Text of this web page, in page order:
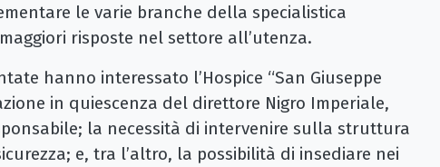
le varie branche della specialistica
risposte nel settore all’utenza.
hanno interessato l’Hospice “San Giuseppe
in quiescenza del direttore Nigro Imperiale,
la necessità di intervenire sulla struttura
e, tra l’altro, la possibilità di insediare nei